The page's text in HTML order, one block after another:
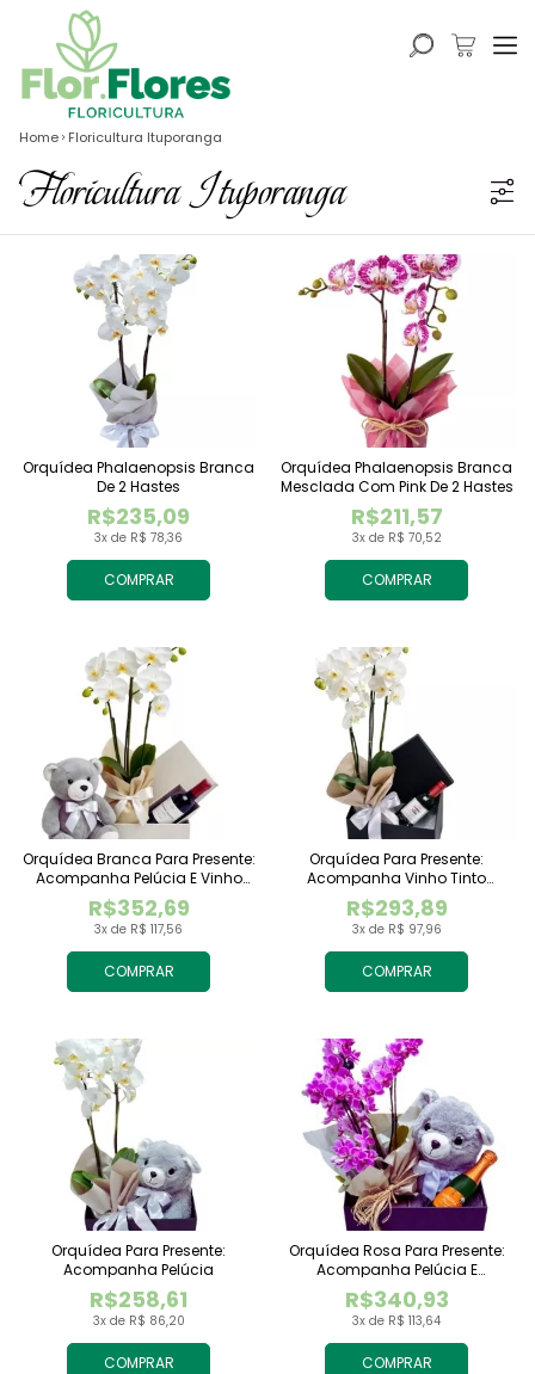
Home Floricultura Ituporanga
Floricultura Ituporanga
COMPRAR
3x de R$ 78,36
R$235,09
Orquídea Phalaenopsis Branca
De 2 Hastes
COMPRAR
3x de R$ 70,52
R$211,57
Orquídea Phalaenopsis Branca
Mesclada Com Pink De 2 Hastes
COMPRAR
3x de R$ 117,56
R$352,69
Orquídea Branca Para Presente:
Acompanha Pelúcia E Vinho
Tinto Importado
COMPRAR
3x de R$ 97,96
R$293,89
Orquídea Para Presente:
Acompanha Vinho Tinto
Importado
COMPRAR
3x de R$ 86,20
R$258,61
Orquídea Para Presente:
Acompanha Pelúcia
COMPRAR
3x de R$ 113,64
R$340,93
Orquídea Rosa Para Presente:
Acompanha Pelúcia E
Espumante